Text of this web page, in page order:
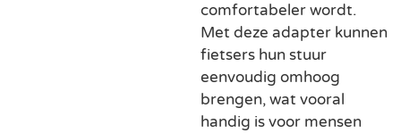
comfortabeler wordt.
Met deze adapter kunnen
fietsers hun stuur
eenvoudig omhoog
brengen, wat vooral
handig is voor mensen